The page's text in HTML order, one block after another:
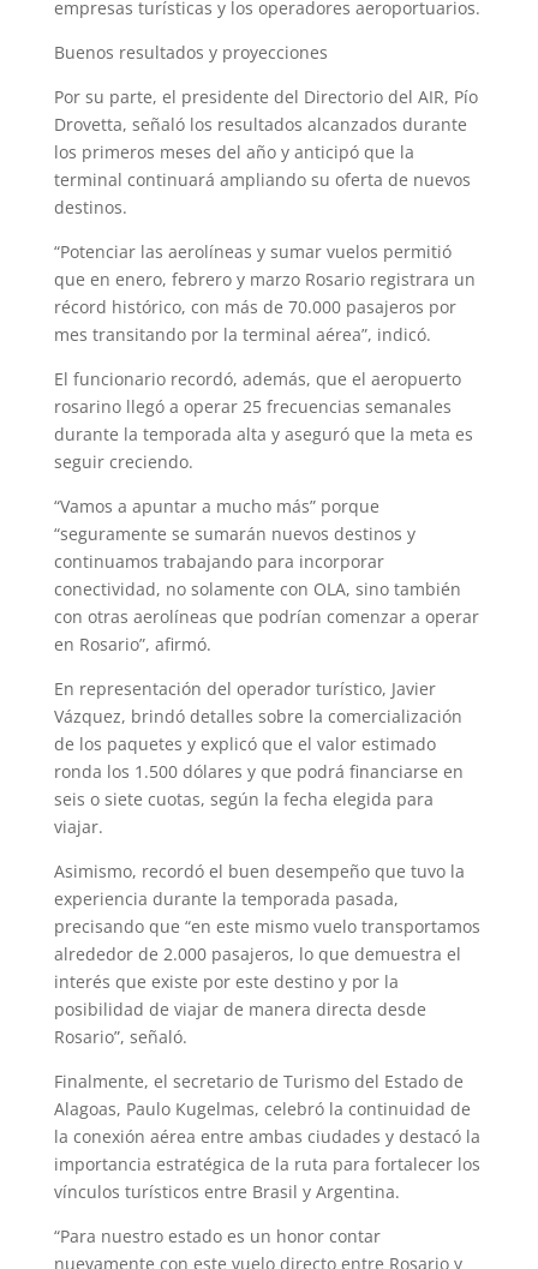
empresas turísticas y los operadores aeroportuarios.
Buenos resultados y proyecciones
Por su parte, el presidente del Directorio del AIR, Pío
Drovetta, señaló los resultados alcanzados durante
los primeros meses del año y anticipó que la
terminal continuará ampliando su oferta de nuevos
destinos.
“Potenciar las aerolíneas y sumar vuelos permitió
que en enero, febrero y marzo Rosario registrara un
récord histórico, con más de 70.000 pasajeros por
mes transitando por la terminal aérea”, indicó.
El funcionario recordó, además, que el aeropuerto
rosarino llegó a operar 25 frecuencias semanales
durante la temporada alta y aseguró que la meta es
seguir creciendo.
“Vamos a apuntar a mucho más” porque
“seguramente se sumarán nuevos destinos y
continuamos trabajando para incorporar
conectividad, no solamente con OLA, sino también
con otras aerolíneas que podrían comenzar a operar
en Rosario”, afirmó.
En representación del operador turístico, Javier
Vázquez, brindó detalles sobre la comercialización
de los paquetes y explicó que el valor estimado
ronda los 1.500 dólares y que podrá financiarse en
seis o siete cuotas, según la fecha elegida para
viajar.
Asimismo, recordó el buen desempeño que tuvo la
experiencia durante la temporada pasada,
precisando que “en este mismo vuelo transportamos
alrededor de 2.000 pasajeros, lo que demuestra el
interés que existe por este destino y por la
posibilidad de viajar de manera directa desde
Rosario”, señaló.
Finalmente, el secretario de Turismo del Estado de
Alagoas, Paulo Kugelmas, celebró la continuidad de
la conexión aérea entre ambas ciudades y destacó la
importancia estratégica de la ruta para fortalecer los
vínculos turísticos entre Brasil y Argentina.
“Para nuestro estado es un honor contar
nuevamente con este vuelo directo entre Rosario y